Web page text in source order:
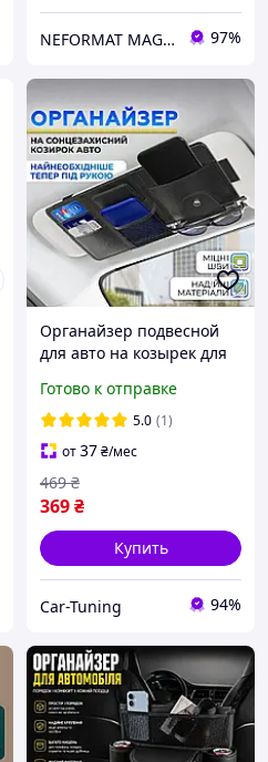
NEFORMAT MAGAZ 97%
Органайзер подвесной
для авто на козырек для
черный
Готово к отправке
5.0 (1)
от37₴/мес
369₴
469 ₴
Купить
Car-Tuning 94%